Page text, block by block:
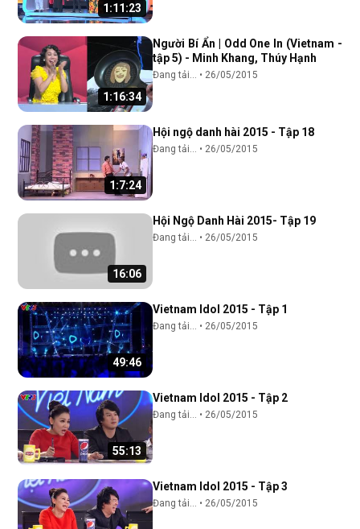
1:11:23
1:16:34
Người Bí Ẩn | Odd One In (Vietnam -
tập 5) - Minh Khang, Thúy Hạnh
Đang tải... • 26/05/2015
1:7:24
Hội ngộ danh hài 2015 - Tập 18
Đang tải... • 26/05/2015
16:06
Hội Ngộ Danh Hài 2015- Tập 19
Đang tải... • 26/05/2015
49:46
Vietnam Idol 2015 - Tập 1
Đang tải... • 26/05/2015
55:13
Vietnam Idol 2015 - Tập 2
Đang tải... • 26/05/2015
Vietnam Idol 2015 - Tập 3
Đang tải... • 26/05/2015